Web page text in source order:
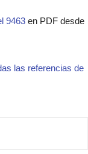
9463 en PDF desde
las referencias de